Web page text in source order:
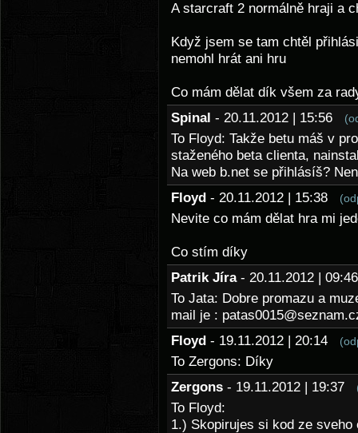
A starcraft 2 normálně hraji a
Když jsem se tam chtěl
nemohl hrát ani hru
Co mám dělat dík všem za
Spinal - 20.11.2012 | 15:56
To Floyd: Takže betu máš v
staženého beta clienta,
Na web b.net se přihlásíš?
Floyd - 20.11.2012 | 15:38
Nevite co mám dělat hra mi
Co stím díky
Patrik Jíra - 20.11.2012 |
To Jata: Dobre promazu a
mail je :
Floyd - 19.11.2012 | 20:14
To Zergons: Díky
Zergons - 19.11.2012 | 19:37
To Floyd:
1.) Skopirujes si kod ze sveho